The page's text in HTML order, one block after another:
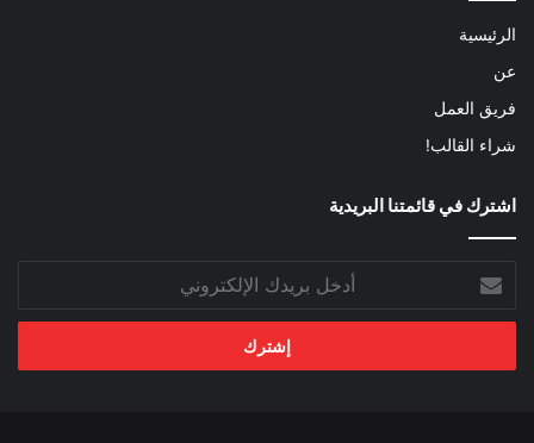
الرئيسية
عن
فريق العمل
شراء القالب!
اشترك في قائمتنا البريدية
بريدك
الإلكتروني